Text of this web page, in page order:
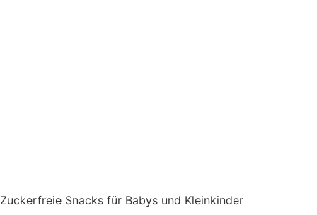
Zuckerfreie Snacks für Babys und Kleinkinder